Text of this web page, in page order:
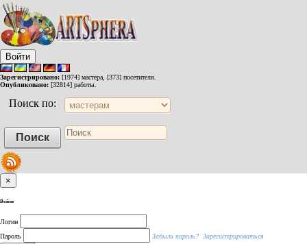
Войти
Зарегистрировано: [1974] мастера, [373] посетителя.
Опубликовано: [32814] работы.
Поиск по:
×
Войти
Логин
Пароль
Забыли пароль? Зарегистрироваться